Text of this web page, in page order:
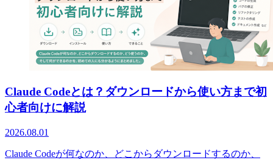
Claude Codeとは？ダウンロードから使い方まで初
心者向けに解説
2026.08.01
Claude Codeが何なのか、どこからダウンロードするのか、